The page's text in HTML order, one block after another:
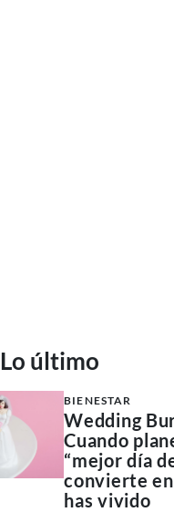
Lo último
BIENESTAR
Wedding
Cuando
“mejor día
convierte
has vivido